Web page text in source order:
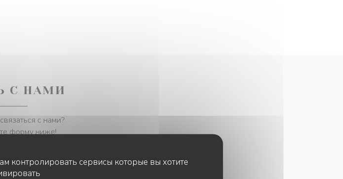
контролировать сервисы которые вы хотите
С НАМИ
с нами?
форму ниже!